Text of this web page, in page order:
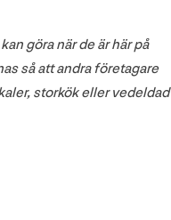
göra när de är här på
så att andra företagare
storkök eller vedeldad